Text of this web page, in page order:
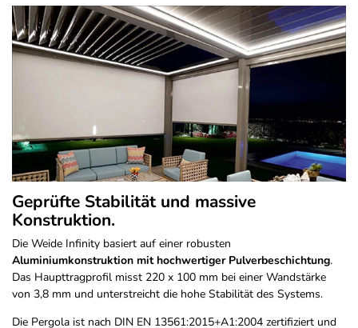
Geprüfte Stabilität und massive
Konstruktion.
Die Weide Infinity basiert auf einer robusten
Aluminiumkonstruktion mit hochwertiger Pulverbeschichtung.
Das Haupttragprofil misst 220 x 100 mm bei einer Wandstärke
von 3,8 mm und unterstreicht die hohe Stabilität des Systems.
Die Pergola ist nach DIN EN 13561:2015+A1:2004 zertifiziert und